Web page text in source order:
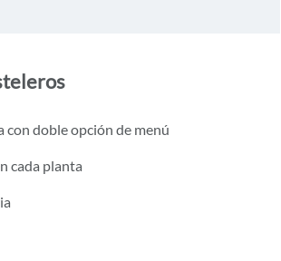
con doble opción de menú
cada planta